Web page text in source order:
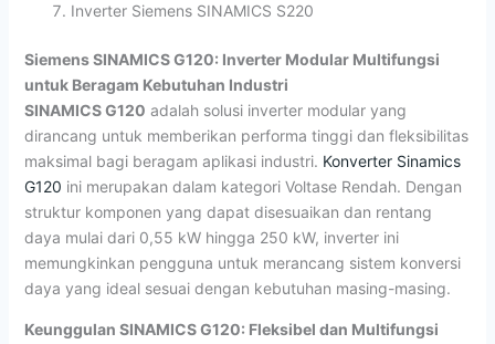
Inverter Siemens SINAMICS S220
Siemens SINAMICS G120: Inverter Modular Multifungsi
untuk Beragam Kebutuhan Industri
SINAMICS G120 adalah solusi inverter modular yang
dirancang untuk memberikan performa tinggi dan fleksibilitas
maksimal bagi beragam aplikasi industri. Konverter Sinamics
G120 ini merupakan dalam kategori Voltase Rendah. Dengan
struktur komponen yang dapat disesuaikan dan rentang
daya mulai dari 0,55 kW hingga 250 kW, inverter ini
memungkinkan pengguna untuk merancang sistem konversi
daya yang ideal sesuai dengan kebutuhan masing-masing.
Keunggulan SINAMICS G120: Fleksibel dan Multifungsi